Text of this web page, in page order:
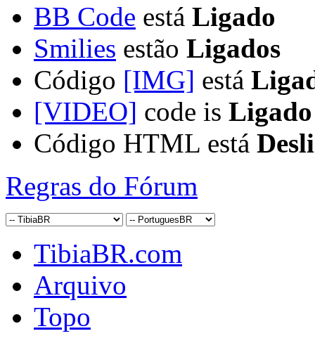
BB Code está Ligado
Smilies estão Ligados
Código [IMG] está
[VIDEO] code is Ligado
Código HTML está
Regras do Fórum
TibiaBR.com
Arquivo
Topo